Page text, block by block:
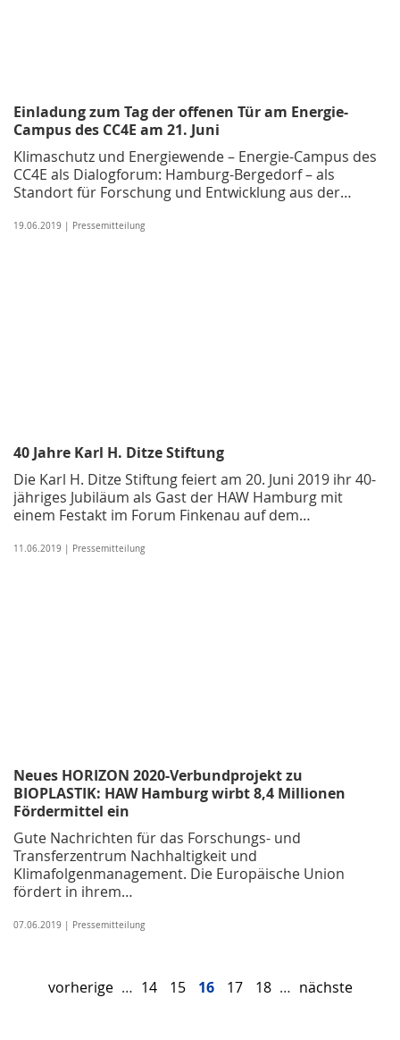
Einladung zum Tag der offenen Tür am Energie-
Campus des CC4E am 21. Juni
Klimaschutz und Energiewende – Energie-Campus des
CC4E als Dialogforum: Hamburg-Bergedorf – als
Standort für Forschung und Entwicklung aus der…
19.06.2019 | Pressemitteilung
40 Jahre Karl H. Ditze Stiftung
Die Karl H. Ditze Stiftung feiert am 20. Juni 2019 ihr 40-
jähriges Jubiläum als Gast der HAW Hamburg mit
einem Festakt im Forum Finkenau auf dem…
11.06.2019 | Pressemitteilung
Neues HORIZON 2020-Verbundprojekt zu
BIOPLASTIK: HAW Hamburg wirbt 8,4 Millionen
Fördermittel ein
Gute Nachrichten für das Forschungs- und
Transferzentrum Nachhaltigkeit und
Klimafolgenmanagement. Die Europäische Union
fördert in ihrem…
07.06.2019 | Pressemitteilung
vorherige … 14 15 16 17 18 … nächste